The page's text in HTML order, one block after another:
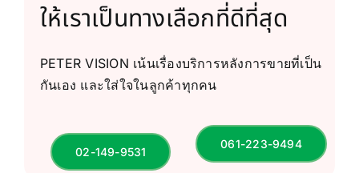
ให้เราเป็นทางเลือกที่ดีที่สุด
PETER VISION เน้นเรื่องบริการหลังการขายที่เป็น
กันเอง และใส่ใจในลูกค้าทุกคน
02-149-9531
061-223-9494